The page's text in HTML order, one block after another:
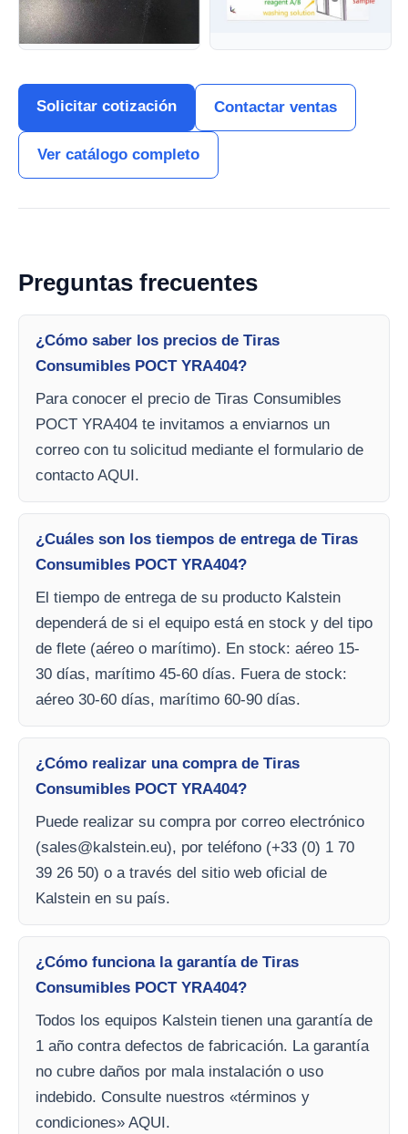
Solicitar cotización Contactar ventas
Ver catálogo completo
Preguntas frecuentes
¿Cómo saber los precios de Tiras
Consumibles POCT YRA404?
Para conocer el precio de Tiras Consumibles
POCT YRA404 te invitamos a enviarnos un
correo con tu solicitud mediante el formulario de
contacto AQUI.
¿Cuáles son los tiempos de entrega de Tiras
Consumibles POCT YRA404?
El tiempo de entrega de su producto Kalstein
dependerá de si el equipo está en stock y del tipo
de flete (aéreo o marítimo). En stock: aéreo 15-
30 días, marítimo 45-60 días. Fuera de stock:
aéreo 30-60 días, marítimo 60-90 días.
¿Cómo realizar una compra de Tiras
Consumibles POCT YRA404?
Puede realizar su compra por correo electrónico
(sales@kalstein.eu), por teléfono (+33 (0) 1 70
39 26 50) o a través del sitio web oficial de
Kalstein en su país.
¿Cómo funciona la garantía de Tiras
Consumibles POCT YRA404?
Todos los equipos Kalstein tienen una garantía de
1 año contra defectos de fabricación. La garantía
no cubre daños por mala instalación o uso
indebido. Consulte nuestros «términos y
condiciones» AQUI.